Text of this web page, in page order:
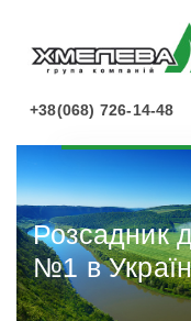
+38(068) 726-14-48
Розсадник
№1 в